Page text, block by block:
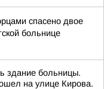
спасено двое
больнице
здание больницы.
на улице Кирова.